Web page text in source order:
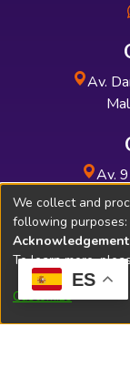
ES
Av.
Av.
We collect and
following purposes:
To learn more,
Customize